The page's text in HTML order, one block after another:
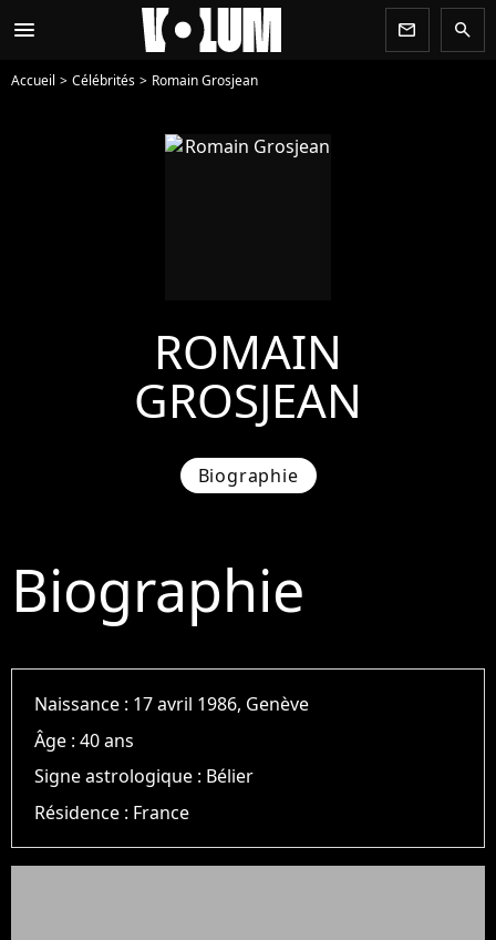
menu newsletter search
Accueil Célébrités Romain Grosjean
ROMAIN
GROSJEAN
Biographie
Biographie
Naissance : 17 avril 1986, Genève
Âge :40 ans
Signe astrologique : Bélier
Résidence : France